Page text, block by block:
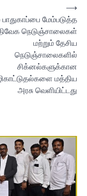
மேம்படுத்த
நெடுஞ்சாலைகள்
மற்றும் தேசிய
நெடுஞ்சாலைகளில்
சிக்னல்களுக்கான
மத்திய
அரசு வெளியிட்டது
⟶